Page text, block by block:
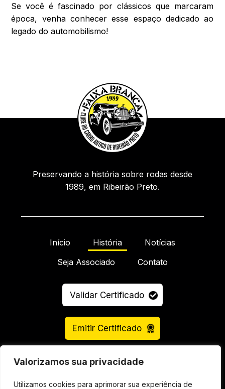
Valorizamos sua privacidade
Utilizamos cookies para aprimorar sua experiência de
Se você é fascinado por clássicos que marcaram
época, venha conhecer esse espaço dedicado ao
legado do automobilismo!
Preservando a história sobre rodas desde
1989, em Ribeirão Preto.
Início História
Notícias
Seja Associado
Contato
Validar Certificado
Emitir Certificado